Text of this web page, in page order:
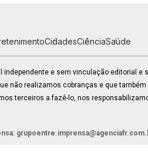
CidadesCiênciaSaúde
independente e sem vinculação editorial e
não realizamos cobranças e que
terceiros a fazê-lo, nos